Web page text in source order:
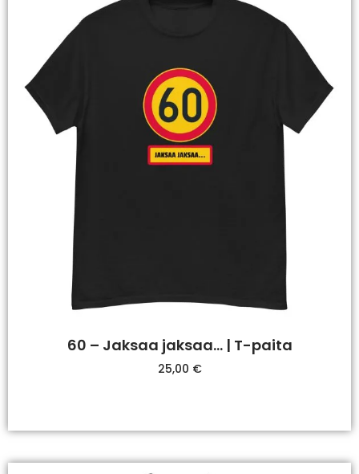
60 – Jaksaa jaksaa… | T-paita
25,00 €